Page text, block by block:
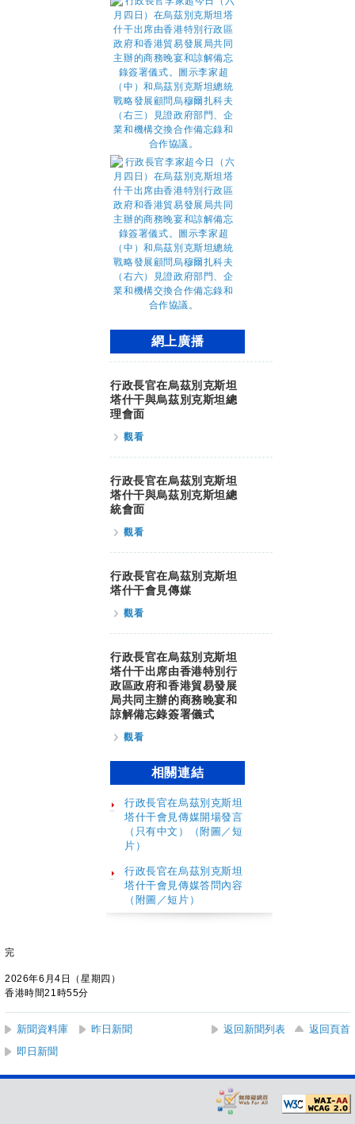
網上廣播
行政長官在烏茲別克斯坦
塔什干與烏茲別克斯坦總
理會面
觀看
行政長官在烏茲別克斯坦
塔什干與烏茲別克斯坦總
統會面
觀看
行政長官在烏茲別克斯坦
塔什干會見傳媒
觀看
行政長官在烏茲別克斯坦
塔什干出席由香港特別行
政區政府和香港貿易發展
局共同主辦的商務晚宴和
諒解備忘錄簽署儀式
觀看
相關連結
行政長官在烏茲別克斯坦
塔什干會見傳媒開場發言
（只有中文）（附圖／短
片）
行政長官在烏茲別克斯坦
塔什干會見傳媒答問內容
（附圖／短片）
完
2026年6月4日（星期四）
香港時間21時55分
新聞資料庫 昨日新聞 返回新聞列表
返回頁首
即日新聞